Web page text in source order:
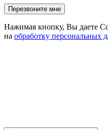
Нажимая кнопку, Вы даете
на обработку персональных